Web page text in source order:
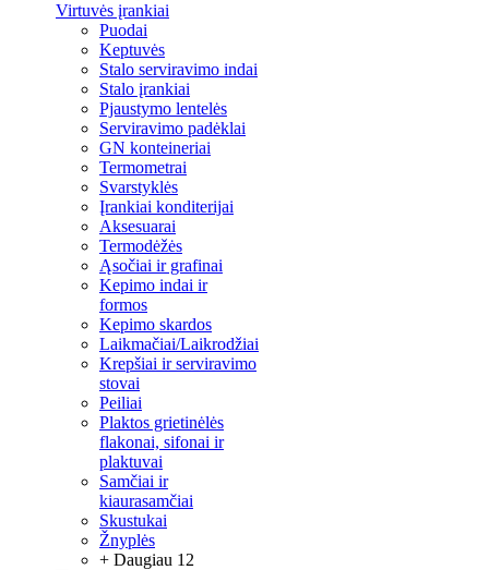
Virtuvės įrankiai
Puodai
Keptuvės
Stalo serviravimo indai
Stalo įrankiai
Pjaustymo lentelės
Serviravimo padėklai
GN konteineriai
Termometrai
Svarstyklės
Įrankiai konditerijai
Aksesuarai
Termodėžės
Ąsočiai ir grafinai
Kepimo indai ir
formos
Kepimo skardos
Laikmačiai/Laikrodžiai
Krepšiai ir serviravimo
stovai
Peiliai
Plaktos grietinėlės
flakonai, sifonai ir
plaktuvai
Samčiai ir
kiaurasamčiai
Skustukai
Žnyplės
+ Daugiau 12